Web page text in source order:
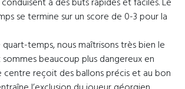
se termine sur un score de 0-3 pour la
temps, nous maîtrisons très bien le
beaucoup plus dangereux en
reçoit des ballons précis et au bon